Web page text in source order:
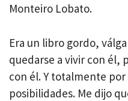
Monteiro Lobato.
Era un libro gordo,
quedarse a vivir con él,
con él. Y totalmente
posibilidades. Me dijo